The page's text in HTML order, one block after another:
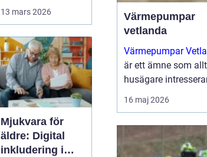
13 mars 2026
Mjukvara för
äldre: Digital
inkludering i
Värmepumpar
vetlanda
Värmepumpar
är ett ämne som
husägare
för när energipriserna
ökar och kraven på
tydligare. Genom
utnyttja lagrad
16 maj 2026